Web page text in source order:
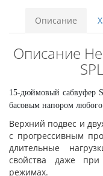
Описание
Описание
15-дюймовый сабвуфер
басовым напором любого
Верхний подвес и
с прогрессивным
длительные
свойства даже
режимах.